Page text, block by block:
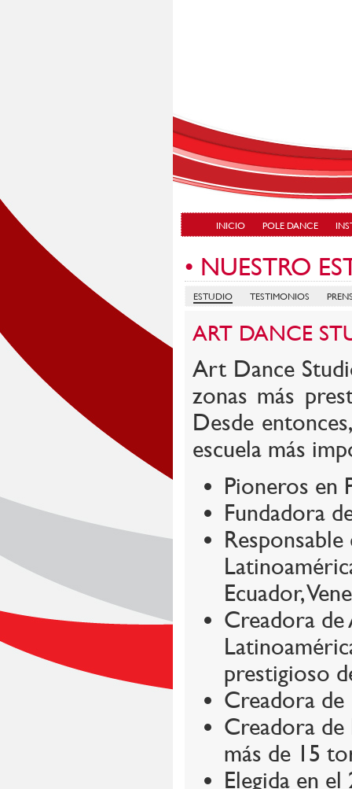
INICIO POLE DANCE
• NUESTRO
ESTUDIO TESTIMONIOS
ART DANCE
Art Dance
zonas más
Desde
escuela más
Pioneros en
Fundadora
Ecuador,
Creadora de
prestigioso
Creadora de
Creadora
más de 15
Elegida en